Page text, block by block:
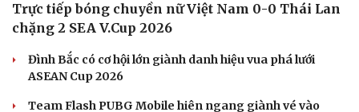
Tư vấn
Săn Tour
check-in
Câu chuyện thời sự
Cửa sổ tình yêu
Kể chuyện cho bé
Trực tiếp bóng chuyền nữ Việt Nam 0-0 Thái Lan
chặng 2 SEA V.Cup 2026
Đình Bắc có cơ hội lớn giành danh hiệu vua phá lưới
ASEAN Cup 2026
Team Flash PUBG Mobile hiên ngang giành vé vào